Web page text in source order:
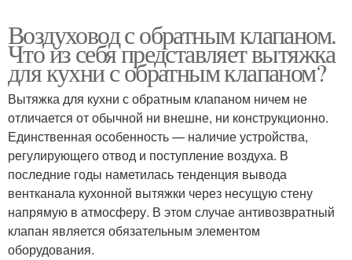
Воздуховод с обратным клапаном.
Что из себя представляет вытяжка
для кухни с обратным клапаном?
Вытяжка для кухни с обратным клапаном ничем не
отличается от обычной ни внешне, ни конструкционно.
Единственная особенность — наличие устройства,
регулирующего отвод и поступление воздуха. В
последние годы наметилась тенденция вывода
вентканала кухонной вытяжки через несущую стену
напрямую в атмосферу. В этом случае антивозвратный
клапан является обязательным элементом
оборудования.